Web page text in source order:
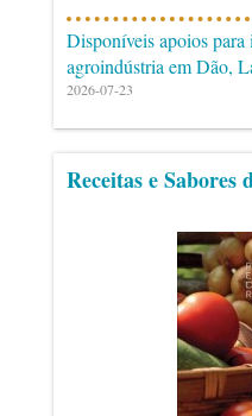
Disponíveis apoios para
agroindústria em Dão,
2026-07-23
Receitas e